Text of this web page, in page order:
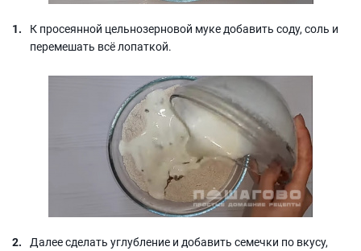
К просеянной цельнозерновой муке добавить соду, соль и
перемешать всё лопаткой.
Далее сделать углубление и добавить семечки по вкусу,